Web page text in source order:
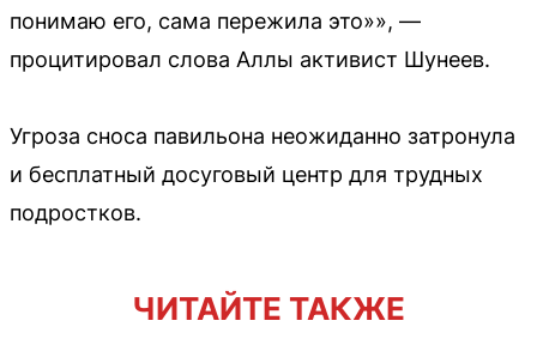
понимаю его, сама пережила это»», —
процитировал слова Аллы активист Шунеев.
Угроза сноса павильона неожиданно затронула
и бесплатный досуговый центр для трудных
подростков.
ЧИТАЙТЕ ТАКЖЕ